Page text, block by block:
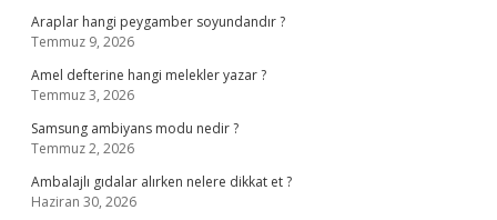
Araplar hangi peygamber soyundandır ?
Temmuz 9, 2026
Amel defterine hangi melekler yazar ?
Temmuz 3, 2026
Samsung ambiyans modu nedir ?
Temmuz 2, 2026
Ambalajlı gıdalar alırken nelere dikkat et ?
Haziran 30, 2026